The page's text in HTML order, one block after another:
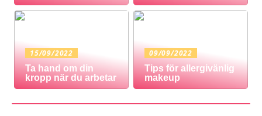
15/09/2022
Ta hand om din
kropp när du arbetar
09/09/2022
Tips för allergivänlig
makeup